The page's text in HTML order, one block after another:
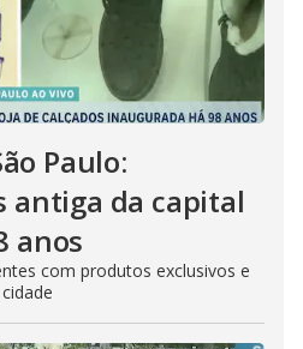
Paulo:
antiga da capital
anos
com produtos exclusivos e